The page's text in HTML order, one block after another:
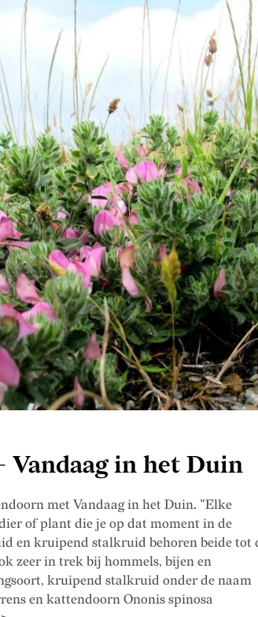
Vandaag in het Duin
met Vandaag in het Duin. "Elke
of plant die je op dat moment in de
en kruipend stalkruid behoren beide tot
zeer in trek bij hommels, bijen en
kruipend stalkruid onder de naam
en kattendoorn Ononis spinosa